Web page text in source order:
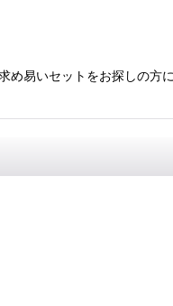
易いセットをお探しの方